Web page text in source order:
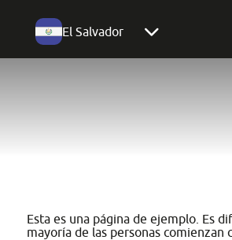
El Salvador
Esta es una página de ejemplo. Es
mayoría de las personas comienzan